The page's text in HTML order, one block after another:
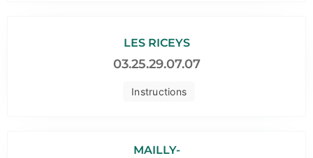
Instructions
LES RICEYS
03.25.29.07.07
MAILLY-